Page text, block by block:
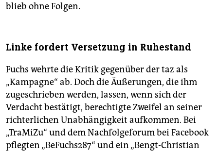
blieb ohne Folgen.
Linke fordert Versetzung in Ruhestand
Fuchs wehrte die Kritik gegenüber der taz als
„Kampagne“ ab. Doch die Äußerungen, die ihm
zugeschrieben werden, lassen, wenn sich der
Verdacht bestätigt, berechtigte Zweifel an seiner
richterlichen Unabhängigkeit aufkommen. Bei
„TraMiZu“ und dem Nachfolgeforum bei Facebook
pflegten „BeFuchs287“ und ein „Bengt-Christian